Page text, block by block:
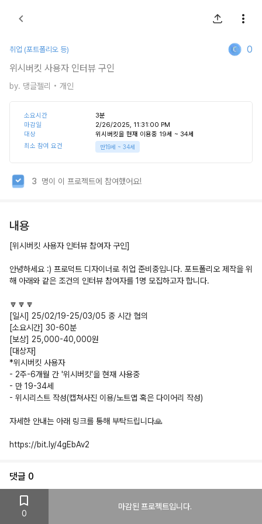
취업 (포트폴리오 등)
0
위시버킷 사용자 인터뷰 구인
by. 댕글젤리 • 개인
소요시간 3분
마감일
2/26/2025, 11:31:00 PM
대상
위시버킷을 현재 이용중 19세 ~ 34세
최소 참여 요건
만19세 ~ 34세
3 명이 이 프로젝트에 참여했어요!
내용
[위시버킷 사용자 인터뷰 참여자 구인]
안녕하세요 :) 프로덕트 디자이너로 취업 준비중입니다. 포트폴리오 제작을 위
해 아래와 같은 조건의 인터뷰 참여자를 1명 모집하고자 합니다.
🔽🔽🔽
[일시] 25/02/19-25/03/05 중 시간 협의
[소요시간] 30-60분
[보상] 25,000-40,000원
[대상자]
*위시버킷 사용자
- 2주-6개월 간 '위시버킷'을 현재 사용중
- 만 19-34세
- 위시리스트 작성(캡쳐사진 이용/노트앱 혹은 다이어리 작성)
자세한 안내는 아래 링크를 통해 부탁드립니다🙏
https://bit.ly/4gEbAv2
댓글 0
0
마감된 프로젝트입니다.